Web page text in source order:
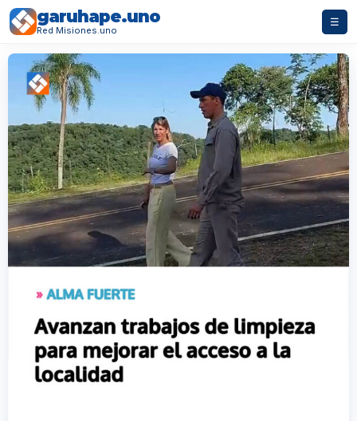
garuhape.uno
Red Misiones.uno
☰